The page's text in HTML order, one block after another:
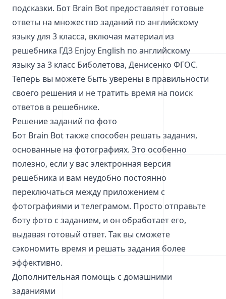
подсказки. Бот Brain Bot предоставляет готовые
ответы на множество заданий по английскому
языку для 3 класса, включая материал из
решебника ГДЗ Enjoy English по английскому
языку за 3 класс Биболетова, Денисенко ФГОС.
Теперь вы можете быть уверены в правильности
своего решения и не тратить время на поиск
ответов в решебнике.
Решение заданий по фото
Бот Brain Bot также способен решать задания,
основанные на фотографиях. Это особенно
полезно, если у вас электронная версия
решебника и вам неудобно постоянно
переключаться между приложением с
фотографиями и телеграмом. Просто отправьте
боту фото с заданием, и он обработает его,
выдавая готовый ответ. Так вы сможете
сэкономить время и решать задания более
эффективно.
Дополнительная помощь с домашними
заданиями